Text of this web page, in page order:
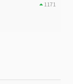
1171